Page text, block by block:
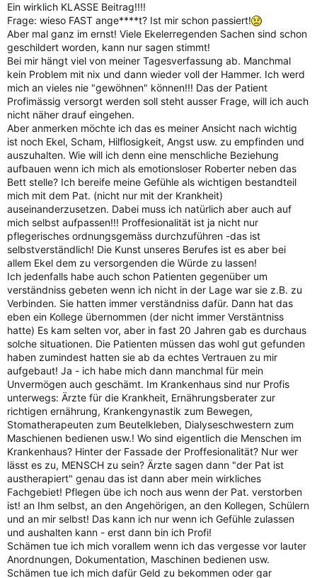
Ein wirklich KLASSE Beitrag!!!!
Frage: wieso FAST ange****t? Ist mir schon passiert!
Aber mal ganz im ernst! Viele Ekelerregenden Sachen sind schon
geschildert worden, kann nur sagen stimmt!
Bei mir hängt viel von meiner Tagesverfassung ab. Manchmal
kein Problem mit nix und dann wieder voll der Hammer. Ich werd
mich an vieles nie "gewöhnen" können!!! Das der Patient
Profimässig versorgt werden soll steht ausser Frage, will ich auch
nicht näher drauf eingehen.
Aber anmerken möchte ich das es meiner Ansicht nach wichtig
ist noch Ekel, Scham, Hilflosigkeit, Angst usw. zu empfinden und
auszuhalten. Wie will ich denn eine menschliche Beziehung
aufbauen wenn ich mich als emotionsloser Roberter neben das
Bett stelle? Ich bereife meine Gefühle als wichtigen bestandteil
mich mit dem Pat. (nicht nur mit der Krankheit)
auseinanderzusetzen. Dabei muss ich natürlich aber auch auf
mich selbst aufpassen!!! Proffesionalität ist ja nicht nur
pflegerisches ordnungsgemäss durchzuführen -das ist
selbstverständlich! Die Kunst unseres Berufes ist es aber bei
allem Ekel dem zu versorgenden die Würde zu lassen!
Ich jedenfalls habe auch schon Patienten gegenüber um
verständniss gebeten wenn ich nicht in der Lage war sie z.B. zu
Verbinden. Sie hatten immer verständniss dafür. Dann hat das
eben ein Kollege übernommen (der nicht immer Verstäntniss
hatte) Es kam selten vor, aber in fast 20 Jahren gab es durchaus
solche situationen. Die Patienten müssen das wohl gut gefunden
haben zumindest hatten sie ab da echtes Vertrauen zu mir
aufgebaut! Ja - ich habe mich dann manchmal für mein
Unvermögen auch geschämt. Im Krankenhaus sind nur Profis
unterwegs: Ärzte für die Krankheit, Ernährungsberater zur
richtigen ernährung, Krankengynastik zum Bewegen,
Stomatherapeuten zum Beutelkleben, Dialyseschwestern zum
Maschienen bedienen usw.! Wo sind eigentlich die Menschen im
Krankenhaus? Hinter der Fassade der Proffesionalität? Nur wer
lässt es zu, MENSCH zu sein? Ärzte sagen dann "der Pat ist
austherapiert" genau das ist dann aber mein wirkliches
Fachgebiet! Pflegen übe ich noch aus wenn der Pat. verstorben
ist! an Ihm selbst, an den Angehörigen, an den Kollegen, Schülern
und an mir selbst! Das kann ich nur wenn ich Gefühle zulassen
und aushalten kann - erst dann bin ich Profi!
Schämen tue ich mich vorallem wenn ich das vergesse vor lauter
Anordnungen, Dokumentation, Maschinen bedienen usw.
Schämen tue ich mich dafür Geld zu bekommen oder gar